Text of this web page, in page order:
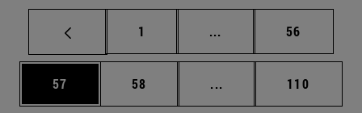
Página
1 ... Páginas intermedias
Página
56
Página
57 Página
58 ... Páginas intermedias
Página
110